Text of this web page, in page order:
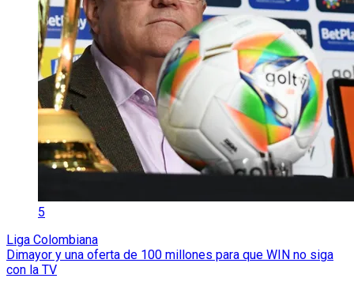
5
Liga Colombiana
Dimayor y una oferta de 100 millones para que WIN no siga
con la TV